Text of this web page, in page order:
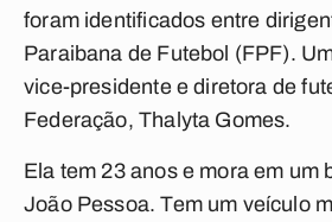
foram identificados entre
Paraibana de Futebol (FPF).
vice-presidente e diretora de
Federação, Thalyta Gomes.
Ela tem 23 anos e mora em um
João Pessoa. Tem um veículo